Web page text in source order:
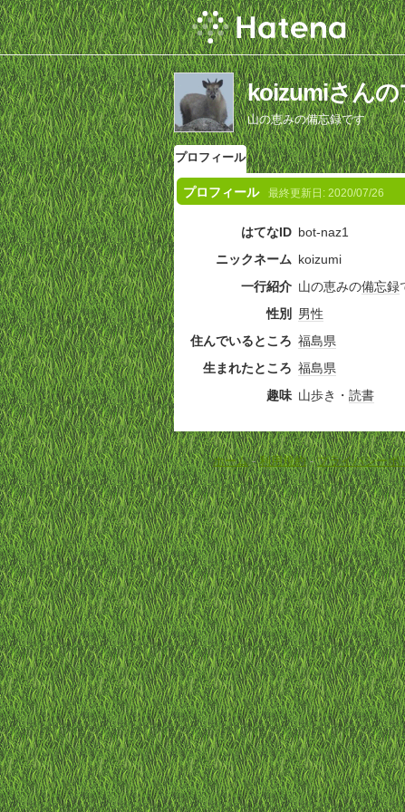
koizumiさん
山の恵みの備忘録です
プロフィール
プロフィール 最終更新日: 2020/07/26
はてなID bot-naz1
ニックネーム koizumi
一行紹介 山の恵みの備忘録
性別
男性
住んでいるところ 福島県
生まれたところ 福島県
趣味 山歩き・ 読書
ホーム-利用規約-プライバシーポ